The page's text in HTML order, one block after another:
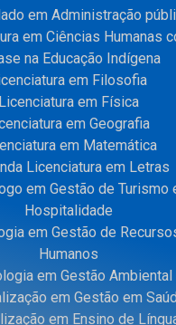
em Administração
em Ciências Humanas
na Educação Indígena
em Filosofia
Licenciatura em Física
em Geografia
em Matemática
Licenciatura em Letras
em Gestão de Turismo
Hospitalidade
em Gestão de
Humanos
em Gestão Ambiental
em Gestão em
em Ensino de